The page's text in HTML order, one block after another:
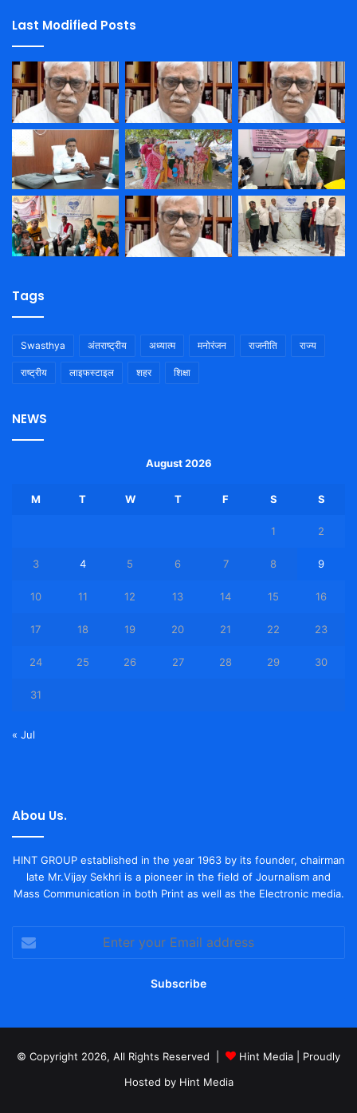
Last Modified Posts
Tags
Swasthya अंतराष्ट्रीय अध्यात्म मनोरंजन राजनीति राज्य
राष्ट्रीय लाइफस्टाइल शहर शिक्षा
NEWS
August 2026
M T W T F S S
1 2
3 4 5 6 7 8 9
10 11 12 13 14 15 16
17 18 19 20 21 22 23
24 25 26 27 28 29 30
31
« Jul
Abou Us.
HINT GROUP established in the year 1963 by its founder, chairman
late Mr.Vijay Sekhri is a pioneer in the field of Journalism and
Mass Communication in both Print as well as the Electronic media.
your
© Copyright 2026, All Rights Reserved | Hint Media | Proudly
Hosted by Hint Media